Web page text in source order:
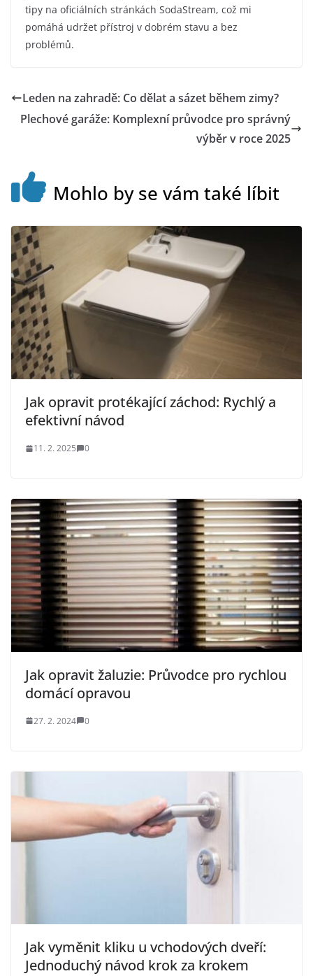
tipy na oficiálních stránkách SodaStream, což mi
pomáhá udržet přístroj v dobrém stavu a bez
problémů.
Leden na zahradě: Co dělat a sázet během zimy?
Plechové garáže: Komplexní průvodce pro správný
výběr v roce 2025
Mohlo by se vám také líbit
Jak opravit protékající záchod: Rychlý a
efektivní návod
11. 2. 2025 0
Jak opravit žaluzie: Průvodce pro rychlou
domácí opravou
27. 2. 2024 0
Jak vyměnit kliku u vchodových dveří:
Jednoduchý návod krok za krokem